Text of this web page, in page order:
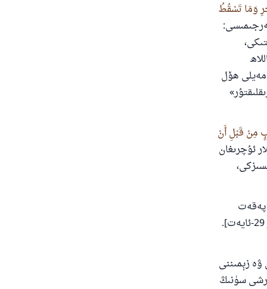
وَمَا تَسْقُطُ
مەيلى ھۆل
مِنْ قَبْلِ أَنْ
ئۇچرىغان
ۋە زېمىننى
سۈنىڭ